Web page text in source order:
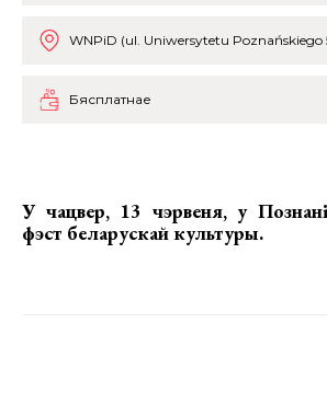
WNPiD (ul. Uniwersytetu Poznańskiego
Бясплатнае
У чацвер, 13 чэрвеня, у
фэст беларускай культуры.